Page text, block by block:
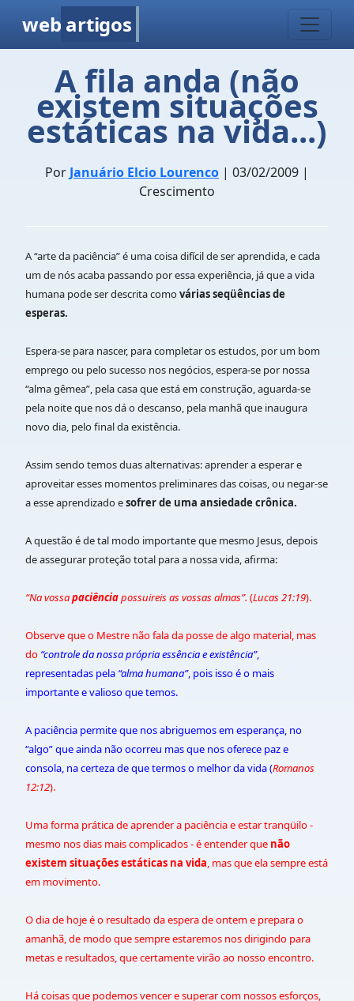
web artigos
A fila anda (não
existem situações
estáticas na vida...)
Por Januário Elcio Lourenco | 03/02/2009 |
Crescimento
A “arte da paciência” é uma coisa difícil de ser aprendida, e cada
um de nós acaba passando por essa experiência, já que a vida
humana pode ser descrita comovárias seqüências de
esperas.
Espera-se para nascer, para completar os estudos, por um bom
emprego ou pelo sucesso nos negócios, espera-se por nossa
“alma gêmea”, pela casa que está em construção, aguarda-se
pela noite que nos dá o descanso, pela manhã que inaugura
novo dia, pelo final da existência.
Assim sendo temos duas alternativas: aprender a esperar e
aproveitar esses momentos preliminares das coisas, ou negar-se
a esse aprendizado esofrer de uma ansiedade crônica.
A questão é de tal modo importante que mesmo Jesus, depois
de assegurar proteção total para a nossa vida, afirma:
“Na vossapaciênciapossuireis as vossas almas”. (Lucas 21:19).
Observe que o Mestre não fala da posse de algo material, mas
do “controle da nossa própria essência e existência”,
representadas pela “alma humana”, pois isso é o mais
importante e valioso que temos.
A paciência permite que nos abriguemos em esperança, no
“algo” que ainda não ocorreu mas que nos oferece paz e
consola, na certeza de que termos o melhor da vida (Romanos
12:12).
Uma forma prática de aprender a paciência e estar tranqüilo -
mesmo nos dias mais complicados - é entender que não
existem situações estáticas na vida, mas que ela sempre está
em movimento.
O dia de hoje é o resultado da espera de ontem e prepara o
amanhã, de modo que sempre estaremos nos dirigindo para
metas e resultados, que certamente virão ao nosso encontro.
Há coisas que podemos vencer e superar com nossos esforços,